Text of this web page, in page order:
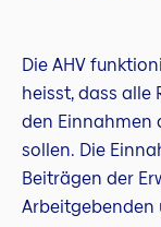
Die AHV
heisst, dass alle
den Einnahmen
sollen. Die
Beiträgen der
Arbeitgebenden